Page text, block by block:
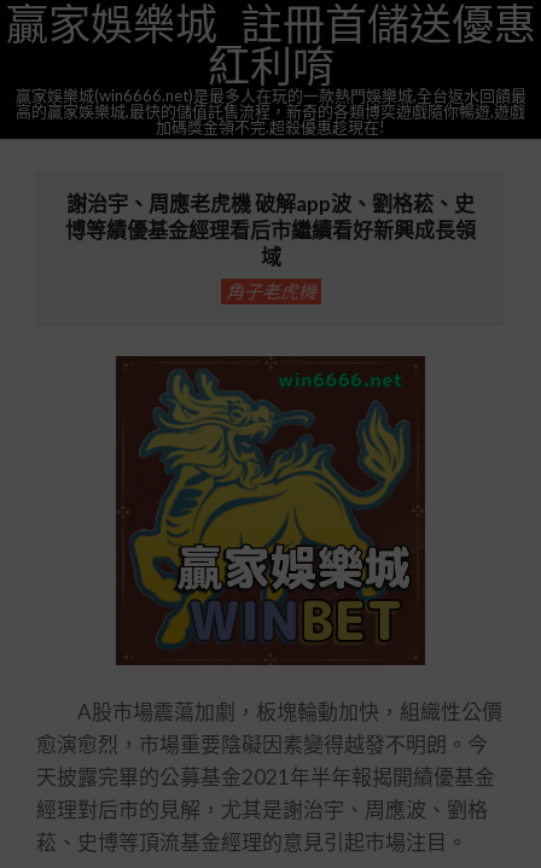
Skip
to贏家娛樂城_註冊首儲送優惠
紅利唷
贏家娛樂城(win6666.net)是最多人在玩的一款熱門娛樂城,全台返水回饋最
高的贏家娛樂城,最快的儲值託售流程，新奇的各類博奕遊戲隨你暢遊,遊戲
加碼獎金領不完.超殺優惠趁現在!
謝治宇、周應老虎機 破解app波、劉格菘、史
博等績優基金經理看后市繼續看好新興成長領
域
角子老虎機
A股市場震蕩加劇，板塊輪動加快，組織性公價
愈演愈烈，市場重要陰礙因素變得越發不明朗。今
天披露完畢的公募基金2021年半年報揭開績優基金
經理對后市的見解，尤其是謝治宇、周應波、劉格
菘、史博等頂流基金經理的意見引起市場注目。